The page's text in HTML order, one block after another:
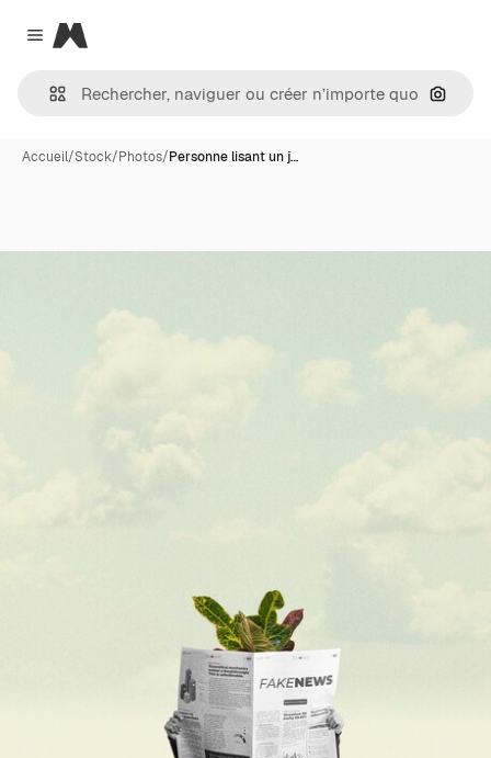
Close menu
Magnific
Accueil/Stock/Photos/Personne lisant un j…